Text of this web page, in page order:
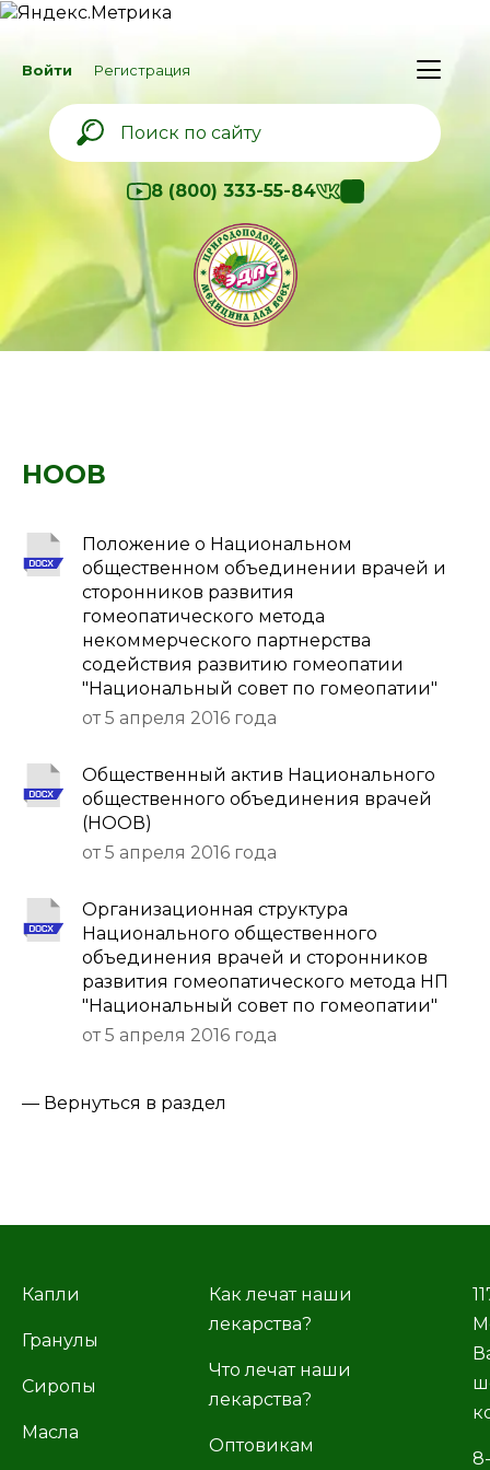
Войти Регистрация
8 (800) 333-55-84
НООВ
Положение о Национальном
общественном объединении врачей и
сторонников развития
гомеопатического метода
некоммерческого партнерства
содействия развитию гомеопатии
"Национальный совет по гомеопатии"
от 5 апреля 2016 года
Общественный актив Национального
общественного объединения врачей
(НООВ)
от 5 апреля 2016 года
Организационная структура
Национального общественного
объединения врачей и сторонников
развития гомеопатического метода НП
"Национальный совет по гомеопатии"
от 5 апреля 2016 года
— Вернуться в раздел
Капли
Гранулы
Сиропы
Масла
Как лечат наши
лекарства?
Что лечат наши
лекарства?
Оптовикам